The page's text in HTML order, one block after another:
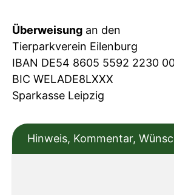
Überweisung an den
Tierparkverein Eilenburg
IBAN DE54 8605 5592 2230
BIC WELADE8LXXX
Sparkasse Leipzig
Hinweis, Kommentar,